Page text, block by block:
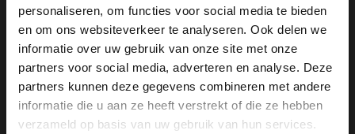
personaliseren, om functies voor social media te bieden
en om ons websiteverkeer te analyseren. Ook delen we
informatie over uw gebruik van onze site met onze
partners voor social media, adverteren en analyse. Deze
partners kunnen deze gegevens combineren met andere
informatie die u aan ze heeft verstrekt of die ze hebben
verzameld op basis van uw gebruik van hun services.
Ruilen & retourneren
Brandstores
Vacatures
×
View this website in English?
It looks like your language isn't Dutch. Would
you like to switch to English?